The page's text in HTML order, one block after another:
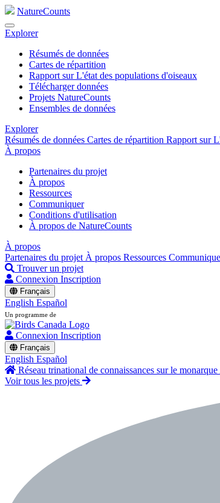
NatureCounts
Explorer
Résumés de données
Cartes de répartition
Rapport sur L'état des populations d'oiseaux
Télécharger données
Projets NatureCounts
Ensembles de données
Explorer
Résumés de données Cartes de répartition Rapport sur
À propos
Partenaires du projet
À propos
Ressources
Communiquer
Conditions d'utilisation
À propos de NatureCounts
À propos
Partenaires du projet À propos Ressources
Trouver un projet
Connexion Inscription
Français
English Español
Un programme de
Connexion Inscription
Français
English Español
Réseau trinational de connaissances sur le monarque
Voir tous les projets